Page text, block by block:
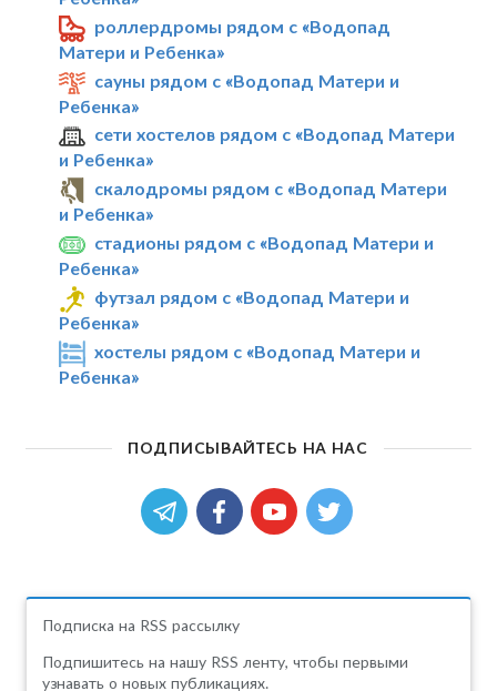
роллердромы рядом с «Водопад
Матери и Ребенка»
сауны рядом с «Водопад Матери и
Ребенка»
сети хостелов рядом с «Водопад Матери
и Ребенка»
скалодромы рядом с «Водопад Матери
и Ребенка»
стадионы рядом с «Водопад Матери и
Ребенка»
футзал рядом с «Водопад Матери и
Ребенка»
хостелы рядом с «Водопад Матери и
Ребенка»
ПОДПИСЫВАЙТЕСЬ НА НАС
Подписка на RSS рассылку
Подпишитесь на нашу RSS ленту, чтобы первыми
узнавать о новых публикациях.